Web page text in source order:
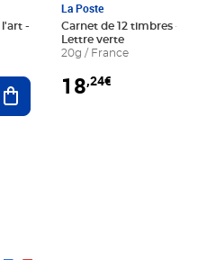
l'art -
Ajouter au panier
La Poste
Carnet de 12 timbres - Le
Lettre verte
20g / France
18,24€